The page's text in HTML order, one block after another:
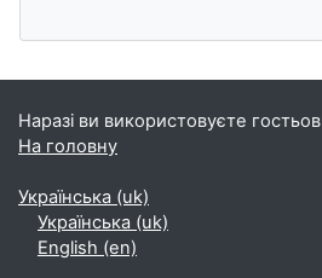
Наразі ви використовуєте
На головну
Українська ‎(uk)‎
Українська ‎(uk)‎
English ‎(en)‎